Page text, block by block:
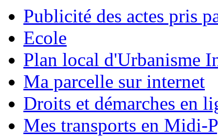
Publicité des actes pris
Ecole
Plan local d'Urbanisme
Ma parcelle sur internet
Droits et démarches en
Mes transports en Midi-